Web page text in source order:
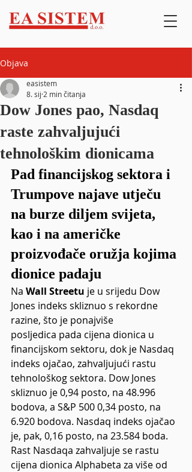
Objava
Dow Jones pao, Nasdaq
raste zahvaljujući
tehnološkim dionicama
easistem
8. sij 2 min čitanja
Pad financijskog sektora i
Trumpove najave utječu
na burze diljem svijeta,
kao i na američke
proizvođače oružja kojima
dionice padaju
Na Wall Streetu je u srijedu Dow
Jones indeks skliznuo s rekordne
razine, što je ponajviše
posljedica pada cijena dionica u
financijskom sektoru, dok je Nasdaq
indeks ojačao, zahvaljujući rastu
tehnološkog sektora. Dow Jones
skliznuo je 0,94 posto, na 48.996
bodova, a S&P 500 0,34 posto, na
6.920 bodova. Nasdaq indeks ojačao
je, pak, 0,16 posto, na 23.584 boda.
Rast Nasdaqa zahvaljuje se rastu
cijena dionica Alphabeta za više od